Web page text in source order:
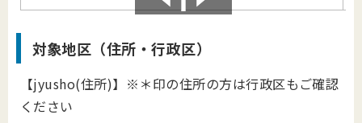
対象地区（住所・行政区）
【jyusho(住所)】※＊印の住所の方は行政区もご確認
ください